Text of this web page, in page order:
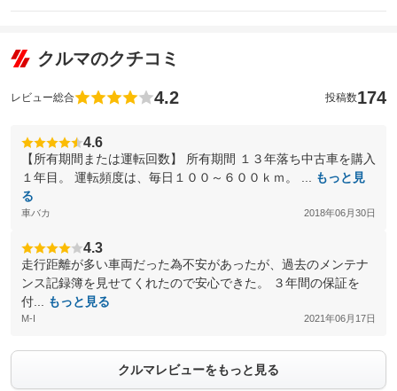
クルマのクチコミ
レビュー総合 4.2 投稿数174
4.6
【所有期間または運転回数】 所有期間 １３年落ち中古車を購入
１年目。 運転頻度は、毎日１００～６００ｋｍ。 ...
もっと見
る
車バカ 2018年06月30日
4.3
走行距離が多い車両だった為不安があったが、過去のメンテナ
ンス記録簿を見せてくれたので安心できた。 ３年間の保証を
付...
もっと見る
M-I 2021年06月17日
クルマレビューをもっと見る